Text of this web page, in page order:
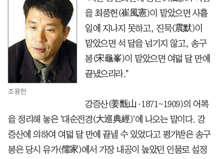
조용헌
을 최풍헌(崔風憲)이 맡았으면 사흘
일에 지나지 못하고, 진묵(震默)이
맡았으면 석 달을 넘기지 않고, 송구
봉(宋龜峯)이 맡았으면 여덟 달 만에
끝냈으리라."
강증산(姜甑山·1871~1909)의 어록
을 정리해 놓은 '대순전경(大巡典經)'에 나오는 말이다. 강
증산에 의하여 여덟 달 만에 끝낼 수 있었다고 평가받은 송구
봉은 당시 유가(儒家)에서 가장 내공이 높았던 인물로 설정